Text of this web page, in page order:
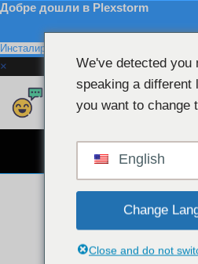
Добре дошли в Plexstorm
Инсталирайте
×
Преминете
Plexstorm
БЕЗПЛАТЕН ЧАТ
We've detected you
speaking a different
you want to change
English
Change
Close and do not